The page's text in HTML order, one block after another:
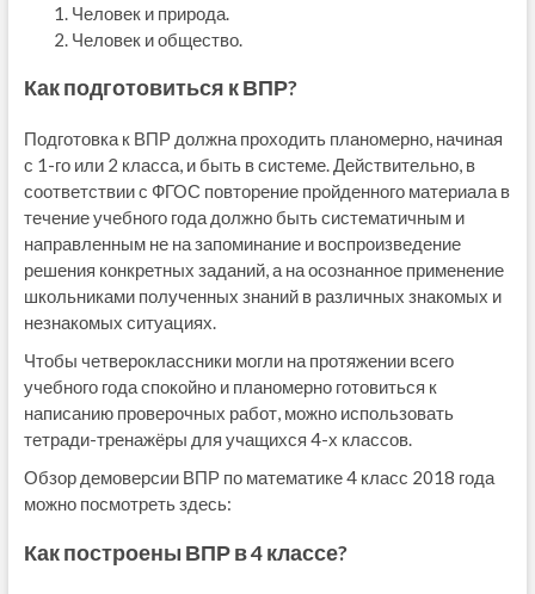
Человек и природа.
Человек и общество.
Как подготовиться к ВПР?
Подготовка к ВПР должна проходить планомерно, начиная
с 1-го или 2 класса, и быть в системе. Действительно, в
соответствии с ФГОС повторение пройденного материала в
течение учебного года должно быть систематичным и
направленным не на запоминание и воспроизведение
решения конкретных заданий, а на осознанное применение
школьниками полученных знаний в различных знакомых и
незнакомых ситуациях.
Чтобы четвероклассники могли на протяжении всего
учебного года спокойно и планомерно готовиться к
написанию проверочных работ, можно использовать
тетради-тренажёры для учащихся 4-х классов.
Обзор демоверсии ВПР по математике 4 класс 2018 года
можно посмотреть здесь:
Как построены ВПР в 4 классе?